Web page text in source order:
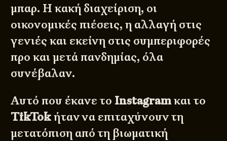
μπαρ. Η κακή διαχείριση, οι
οικονομικές πιέσεις, η αλλαγή στις
γενιές και εκείνη στις συμπεριφορές
προ και μετά πανδημίας, όλα
συνέβαλαν.
Αυτό που έκανε το Instagramκαι το
TikTokήταν να επιταχύνουν τη
μετατόπιση από τη βιωματική